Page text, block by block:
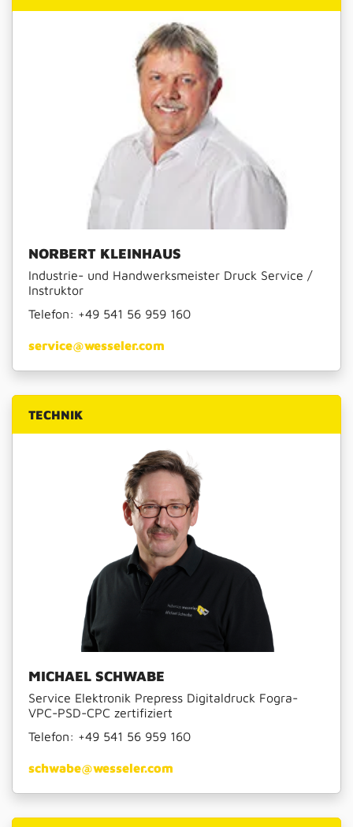
NORBERT KLEINHAUS
Industrie- und Handwerksmeister Druck Service /
Instruktor
Telefon: +49 541 56 959 160
service@wesseler.com
TECHNIK
MICHAEL SCHWABE
Service Elektronik Prepress Digitaldruck Fogra-
VPC-PSD-CPC zertifiziert
Telefon: +49 541 56 959 160
schwabe@wesseler.com